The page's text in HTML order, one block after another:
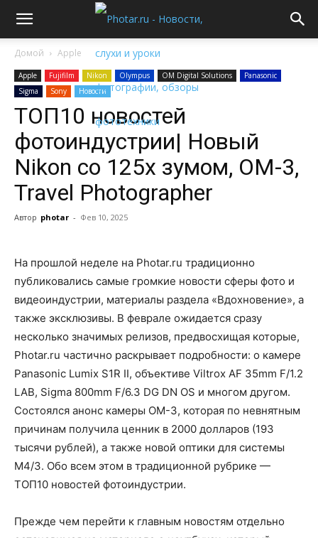
Домой Apple
Apple Fujifilm Nikon Olympus OM Digital Solutions
Panasonic
Sigma
Sony Новости
ТОП10 новостей
фотоиндустрии| Новый
Nikon со 125х зумом, OM-3,
Travel Photographer
Автор photar - Фев 10, 2025
На прошлой неделе на Photar.ru традиционно
публиковались самые громкие новости сферы фото и
видеоиндустрии, материалы раздела «Вдохновение», а
также эксклюзивы. В феврале ожидается сразу
несколько значимых релизов, предвосхищая которые,
Photar.ru частично раскрывает подробности: о камере
Panasonic Lumix S1R II, объективе Viltrox AF 35mm F/1.2
LAB, Sigma 800mm F/6.3 DG DN OS и многом другом.
Состоялся анонс камеры OM-3, которая по невнятным
причинам получила ценник в 2000 долларов (193
тысячи рублей), а также новой оптики для системы
M4/3. Обо всем этом в традиционной рубрике —
ТОП10 новостей фотоиндустрии.
Прежде чем перейти к главным новостям отдельно